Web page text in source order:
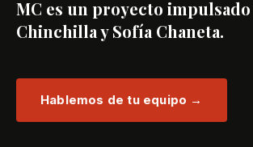
MC es un proyecto
Chinchilla y Sofía Chaneta.
Hablemos de tu equipo →